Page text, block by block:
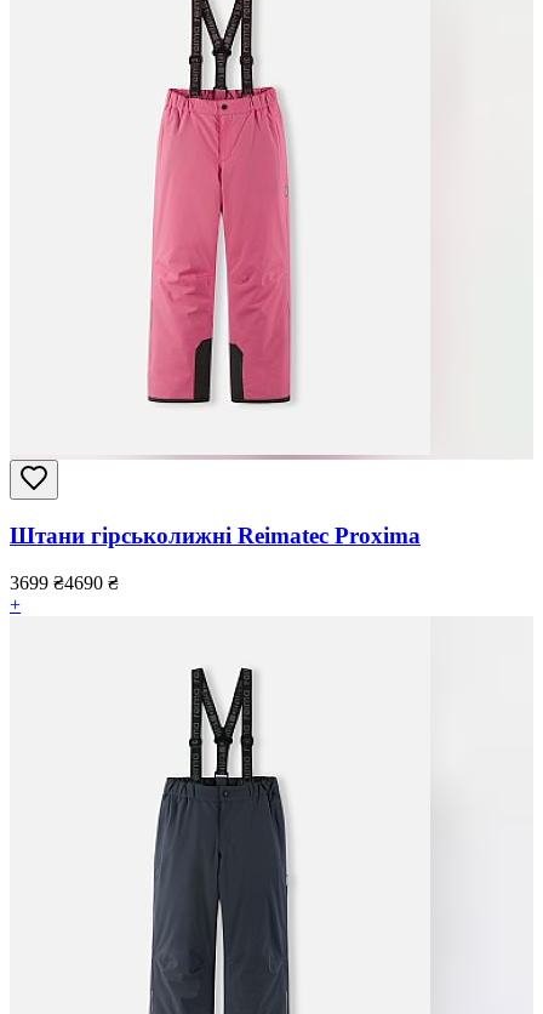
Штани гірськолижні Reimatec Proxima
3699 ₴4690 ₴
+